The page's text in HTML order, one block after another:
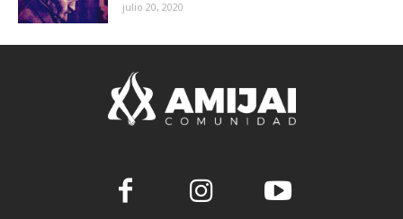
julio 20, 2020